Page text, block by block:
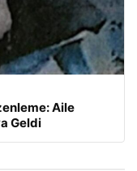
Aile
Geldi